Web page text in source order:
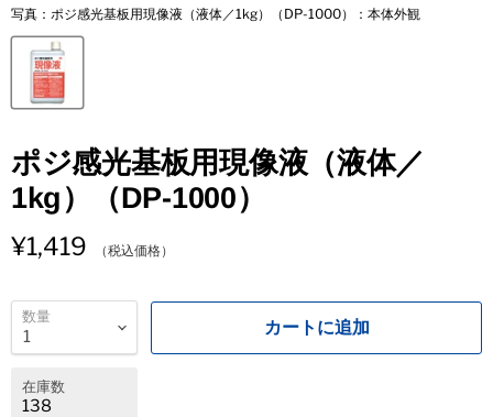
写真：ポジ感光基板用現像液（液体／1kg）（DP-1000）：本体外観
ポジ感光基板用現像液（液体／
1kg）（DP-1000）
¥1,419 （税込価格）
数量
カートに追加
在庫数
138